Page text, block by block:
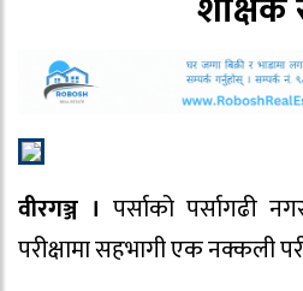
वीरगञ्ज । पर्साको पर्सागढी
परीक्षामा सहभागी एक नक्कली